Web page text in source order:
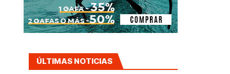
ÚLTIMAS NOTICIAS